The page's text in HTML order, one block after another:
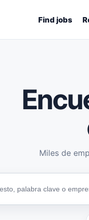
Find jobs
Miles de